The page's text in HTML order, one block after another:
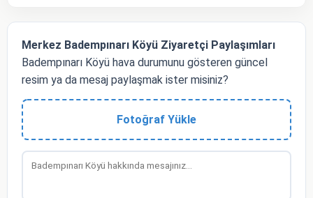
Merkez Badempınarı Köyü Ziyaretçi Paylaşımları
Badempınarı Köyü hava durumunu gösteren güncel
resim ya da mesaj paylaşmak ister misiniz?
Fotoğraf Yükle